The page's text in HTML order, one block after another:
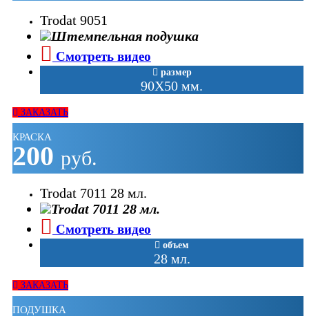
Trodat 9051
Смотреть видео
размер
90Х50 мм.
ЗАКАЗАТЬ
КРАСКА
200 руб.
Trodat 7011 28 мл.
Смотреть видео
объем
28 мл.
ЗАКАЗАТЬ
ПОДУШКА